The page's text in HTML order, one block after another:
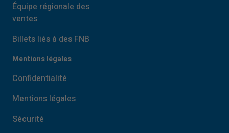
Équipe régionale des
ventes
Billets liés à des FNB
Mentions légales
Confidentialité
Mentions légales
Sécurité